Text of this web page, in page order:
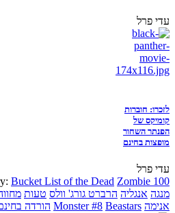
עדי פרל
לזכרו: חוברות
קומיקס של
הפנתר השחור
מופצות בחינם
עדי פרל
Bucket List of the Dead Zombie 100
מנגה אנגליה הרברט גורג' וולס טעות
אנימה
Monster #8 Beastars הורדה